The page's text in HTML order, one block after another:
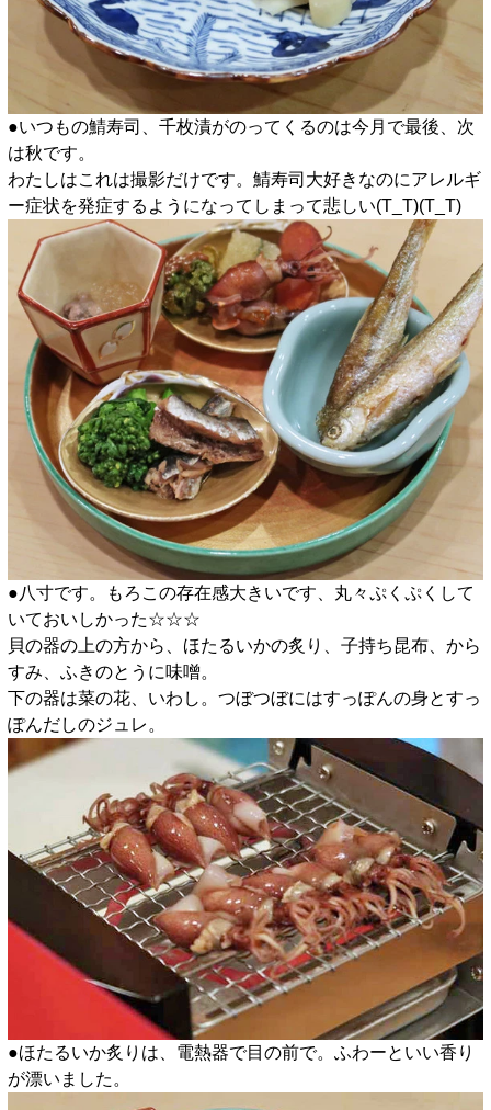
●いつもの鯖寿司、千枚漬がのってくるのは今月で最後、次
は秋です。
わたしはこれは撮影だけです。鯖寿司大好きなのにアレルギ
ー症状を発症するようになってしまって悲しい(T_T)(T_T)
●八寸です。もろこの存在感大きいです、丸々ぷくぷくして
いておいしかった☆☆☆
貝の器の上の方から、ほたるいかの炙り、子持ち昆布、から
すみ、ふきのとうに味噌。
下の器は菜の花、いわし。つぼつぼにはすっぽんの身とすっ
ぽんだしのジュレ。
●ほたるいか炙りは、電熱器で目の前で。ふわーといい香り
が漂いました。